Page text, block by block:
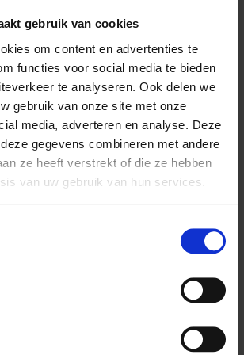
gebruik van cookies
om content en advertenties te
functies voor social media te bieden
te analyseren. Ook delen we
gebruik van onze site met onze
media, adverteren en analyse. Deze
gegevens combineren met andere
ze heeft verstrekt of die ze hebben
van uw gebruik van hun services.
een levend micro-organisme dat van
van gezonde vogels voorkomt.
Probiotics in de volgende gevallen aan
van uw vogel toe te voegen:
dagelijks verversen.